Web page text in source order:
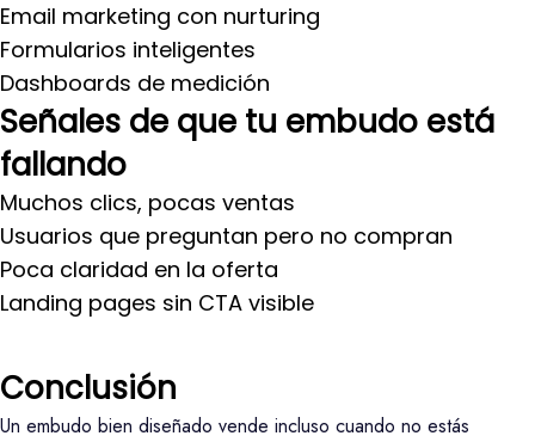
Email marketing con nurturing
Formularios inteligentes
Dashboards de medición
Señales de que tu embudo está
fallando
Muchos clics, pocas ventas
Usuarios que preguntan pero no compran
Poca claridad en la oferta
Landing pages sin CTA visible
Conclusión
Un embudo bien diseñado vende incluso cuando no estás